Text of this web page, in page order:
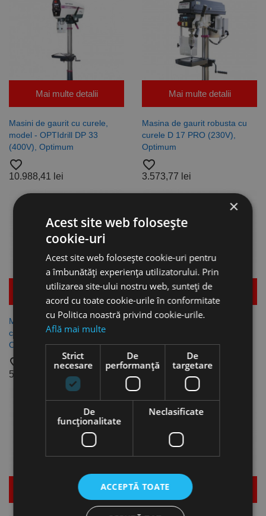
Mai multe detalii
Masini de gaurit cu curele,
model - OPTIdrill DP 33
(400V), Optimum
favorite_border
10.988,41 lei
Mai multe detalii
Masina de gaurit robusta cu
curele D 17 PRO (230V),
Optimum
favorite_border
3.573,77 lei
Mai multe detalii
Masina de gaurit robusta cu
curele D 23 Pro (400 V),
Optimum
favorite_border
5.068,15 lei
Mai multe detalii
Masina de gaurit robusta cu
Optimum
favorite_border
5.621,38 lei
Mai multe detalii Mai multe detalii
×
Acest site web folosește
cookie-uri
Acest site web folosește cookie-uri pentru
a îmbunătăți experiența utilizatorului. Prin
utilizarea site-ului nostru web, sunteți de
acord cu toate cookie-urile în conformitate
cu Politica noastră privind cookie-urile.
Află mai multe
Strict
necesare
De
performanță
De
targetare
De
funcţionalitate
Neclasificate
ACCEPTĂ TOATE